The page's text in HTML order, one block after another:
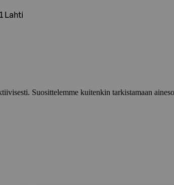
Lahti
Suosittelemme kuitenkin tarkistamaan